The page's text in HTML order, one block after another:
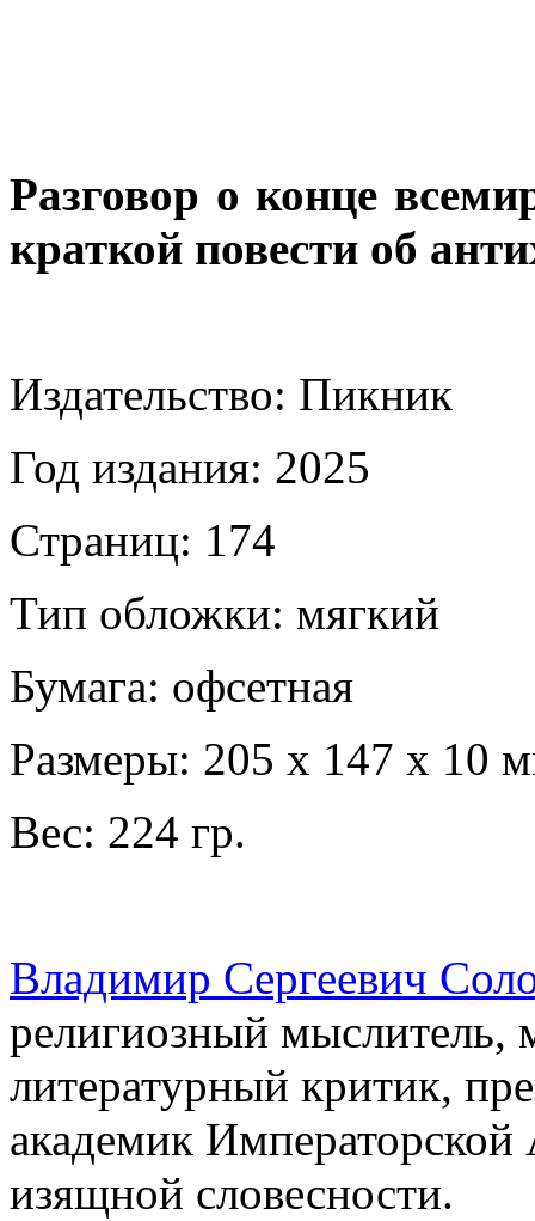
Разговор о конце
краткой повести об
Издательство: Пикник
Год издания: 2025
Страниц: 174
Тип обложки: мягкий
Бумага: офсетная
Размеры: 205 х 147 х 10
Вес: 224 гр.
Владимир Сергеевич
религиозный мыслитель,
литературный критик,
академик
изящной словесности.